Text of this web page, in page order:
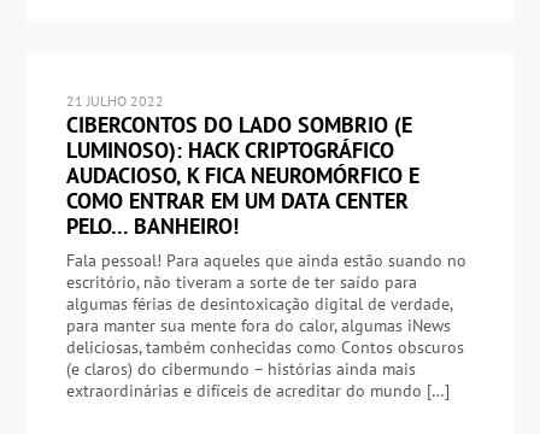
21 JULHO 2022
CIBERCONTOS DO LADO SOMBRIO (E
LUMINOSO): HACK CRIPTOGRÁFICO
AUDACIOSO, K FICA NEUROMÓRFICO E
COMO ENTRAR EM UM DATA CENTER
PELO… BANHEIRO!
Fala pessoal! Para aqueles que ainda estão suando no
escritório, não tiveram a sorte de ter saído para
algumas férias de desintoxicação digital de verdade,
para manter sua mente fora do calor, algumas iNews
deliciosas, também conhecidas como Contos obscuros
(e claros) do cibermundo – histórias ainda mais
extraordinárias e difíceis de acreditar do mundo […]